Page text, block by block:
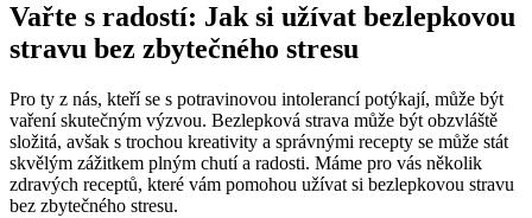
Vařte s radostí: Jak si ‌užívat bezlepkovou
stravu‌ bez zbytečného stresu
Pro ty z nás, kteří​ se s potravinovou intolerancí​ potýkají, může být
vaření​ skutečným výzvou. Bezlepková⁤ strava může být obzvláště
složitá, avšak s trochou kreativity a správnými recepty se může‌ stát
skvělým zážitkem plným chutí a radosti. Máme ⁣pro vás několik
zdravých receptů, které vám pomohou užívat si bezlepkovou stravu
bez zbytečného‍ stresu.